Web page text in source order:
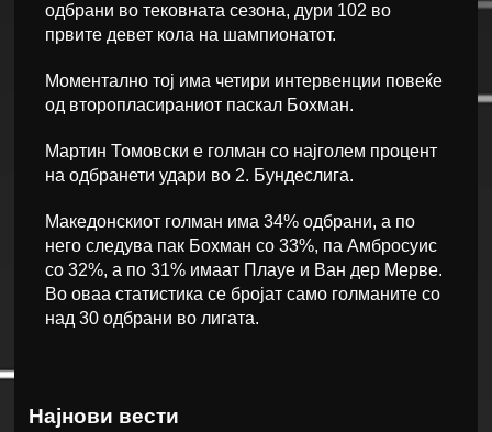
одбрани во тековната сезона, дури 102 во
првите девет кола на шампионатот.
Моментално тој има четири интервенции повеќе
од второпласираниот паскал Бохман.
Мартин Томовски е голман со најголем процент
на одбранети удари во 2. Бундеслига.
Македонскиот голман има 34% одбрани, а по
него следува пак Бохман со 33%, па Амбросуис
со 32%, а по 31% имаат Плауе и Ван дер Мерве.
Во оваа статистика се бројат само голманите со
над 30 одбрани во лигата.
Најнови вести